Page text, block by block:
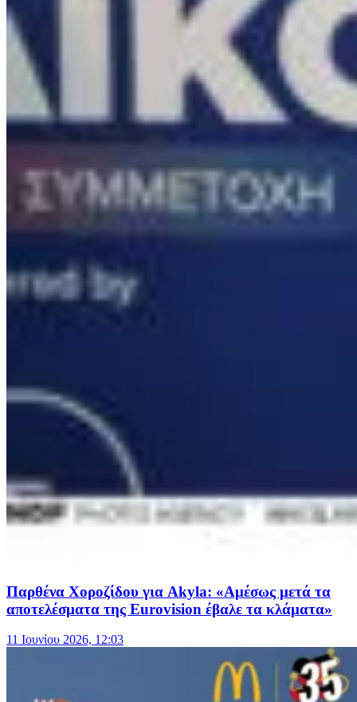
Παρθένα Χοροζίδου για Akyla: «Αμέσως μετά τα
αποτελέσματα της Eurovision έβαλε τα κλάματα»
11 Ιουνίου 2026, 12:03